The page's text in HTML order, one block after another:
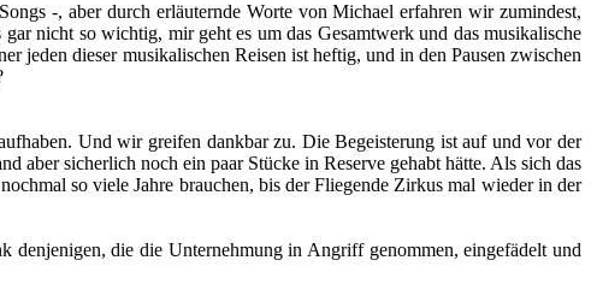
-, aber durch erläuternde Worte von Michael erfahren wir zumindest,
nicht so wichtig, mir geht es um das Gesamtwerk und das musikalische
jeden dieser musikalischen Reisen ist heftig, und in den Pausen zwischen
Und wir greifen dankbar zu. Die Begeisterung ist auf und vor der
aber sicherlich noch ein paar Stücke in Reserve gehabt hätte. Als sich das
so viele Jahre brauchen, bis der Fliegende Zirkus mal wieder in der
die die Unternehmung in Angriff genommen, eingefädelt und